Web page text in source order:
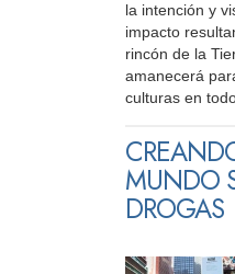
la intención y
impacto
rincón de la
amanecerá
culturas en
MUNDO
DROGAS